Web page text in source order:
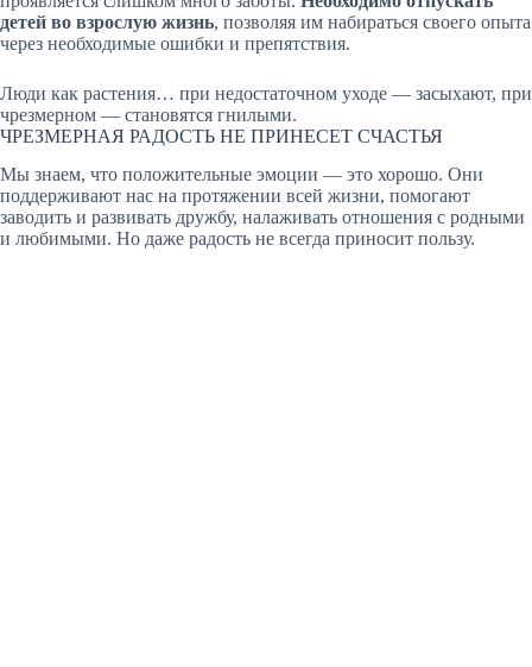
детей во взрослую жизнь, позволяя им набираться своего опыта
через необходимые ошибки и препятствия.
Люди как растения… при недостаточном уходе — засыхают, при
чрезмерном — становятся гнилыми.
ЧРЕЗМЕРНАЯ РАДОСТЬ НЕ ПРИНЕСЕТ СЧАСТЬЯ
Мы знаем, что положительные эмоции — это хорошо. Они
поддерживают нас на протяжении всей жизни, помогают
заводить и развивать дружбу, налаживать отношения с родными
и любимыми. Но даже радость не всегда приносит пользу.